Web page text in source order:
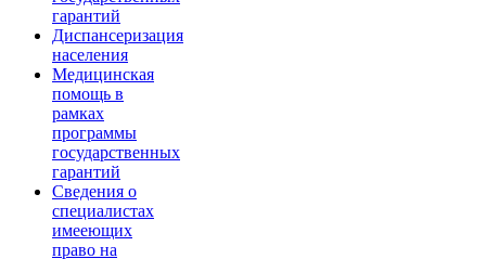
гарантий
Диспансеризация
населения
Медицинская
помощь в
рамках
программы
государственных
гарантий
Сведения о
специалистах
имееющих
право на